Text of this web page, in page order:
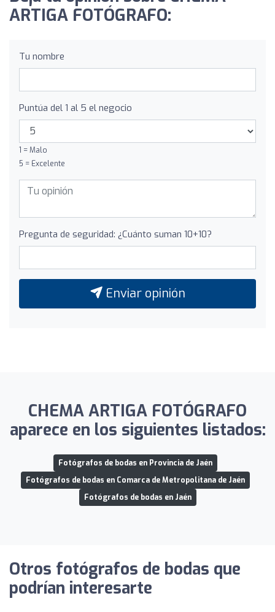
ARTIGA FOTÓGRAFO:
Tu nombre
Puntúa del 1 al 5 el negocio
1 = Malo
5 = Excelente
Pregunta de seguridad: ¿Cuánto suman 10+10?
Enviar opinión
CHEMA ARTIGA FOTÓGRAFO
aparece en los siguientes listados:
Fotógrafos de bodas en Provincia de Jaén
Fotógrafos de bodas en Comarca de Metropolitana de Jaén
Fotógrafos de bodas en Jaén
Otros fotógrafos de bodas que
podrían interesarte